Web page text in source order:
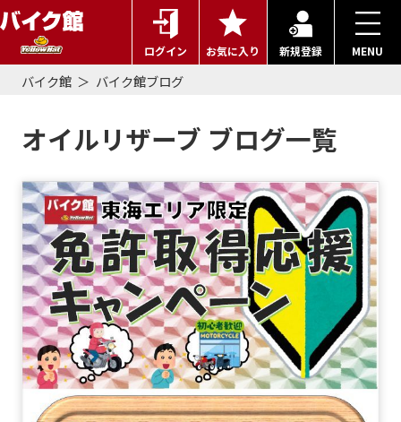
ログイン お気に入り 新規登録 MENU
バイク館 バイク館ブログ
オイルリザーブ ブログ一覧